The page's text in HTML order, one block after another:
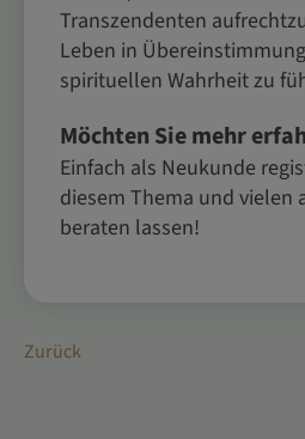
Transzendenten
Leben in
spirituellen Wahrheit zu
Möchten Sie mehr
Einfach als Neukunde
diesem Thema und vielen
beraten lassen!
Zurück